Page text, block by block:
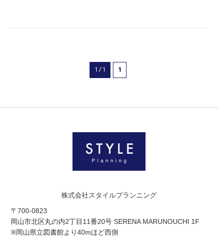
1 / 1 1
株式会社スタイルプランニング
〒700-0823
岡山市北区丸の内2丁目11番20号 SERENA MARUNOUCHI 1F
※岡山県立図書館より40mほど西側